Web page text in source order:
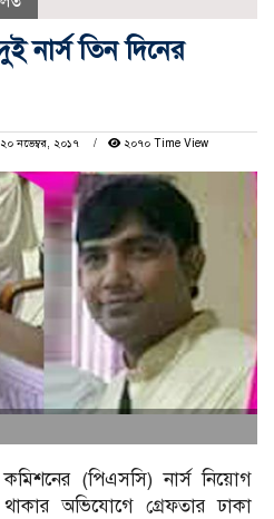
নার্স তিন দিনের
নভেম্বর, ২০১৭
২০৭০ Time View
(পিএসসি) নার্স নিয়োগ
অভিযোগে গ্রেফতার ঢাকা